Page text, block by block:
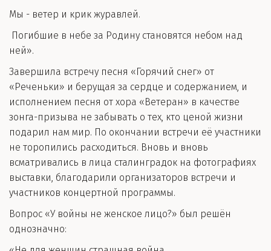
Мы - ветер и крик журавлей.
Погибшие в небе за Родину становятся небом над
ней».
Завершила встречу песня «Горячий снег» от
«Реченьки» и берущая за сердце и содержанием, и
исполнением песня от хора «Ветеран» в качестве
зонга-призыва не забывать о тех, кто ценой жизни
подарил нам мир. По окончании встречи её участники
не торопились расходиться. Вновь и вновь
всматривались в лица сталинградок на фотографиях
выставки, благодарили организаторов встречи и
участников концертной программы.
Вопрос «У войны не женское лицо?» был решён
однозначно: